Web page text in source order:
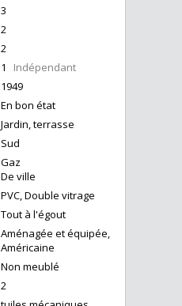
3
2
2
1 Indépendant
1949
En bon état
Jardin, terrasse
Sud
Gaz
De ville
PVC, Double vitrage
Tout à l'égout
Aménagée et équipée,
Américaine
Non meublé
2